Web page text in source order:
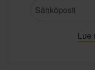
Lue